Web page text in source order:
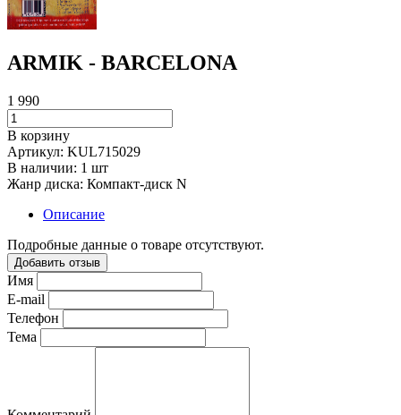
ARMIK - BARCELONA
1 990
В корзину
Артикул: KUL715029
В наличии: 1 шт
Жанр диска: Компакт-диск N
Описание
Подробные данные о товаре отсутствуют.
Добавить отзыв
Имя
E-mail
Телефон
Тема